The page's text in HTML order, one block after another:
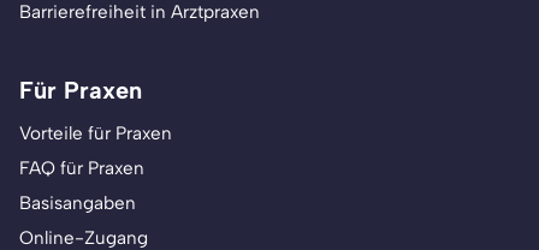
Barrierefreiheit in Arztpraxen
Für Praxen
Vorteile für Praxen
FAQ für Praxen
Basisangaben
Online-Zugang